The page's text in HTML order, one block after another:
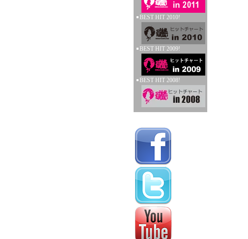
BEST HIT 2010!
BEST HIT 2009!
BEST HIT 2008!